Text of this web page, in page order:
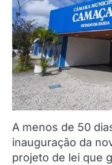
A menos de 50
inauguração da
projeto de lei que